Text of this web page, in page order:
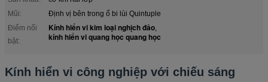
Mũi:
Định vị bên trong ổ bi lùi Quintuple
Điểm nổi
bật:
Kính hiển vi kim loại nghịch đảo,
kính hiển vi quang học quang học
Kính hiển vi công nghiệp với chiếu sáng